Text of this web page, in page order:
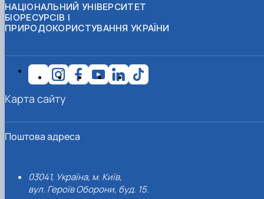
НАЦІОНАЛЬНИЙ УНІВЕРСИТЕТ
БІОРЕСУРСІВ І
ПРИРОДОКОРИСТУВАННЯ УКРАЇНИ
Поштова адреса
03041, Україна, м. Київ,
вул. Героїв Оборони, буд. 15.
Карта сайту